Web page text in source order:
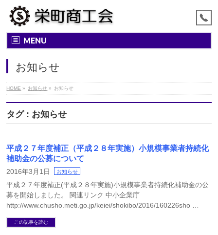
MENU
お知らせ
HOME » お知らせ » お知らせ
タグ : お知らせ
平成２７年度補正（平成２８年実施）小規模事業者持続化
補助金の公募について
2016年3月1日 お知らせ
平成２７年度補正(平成２８年実施)小規模事業者持続化補助金の公
募を開始しました。 関連リンク 中小企業庁
http://www.chusho.meti.go.jp/keiei/shokibo/2016/160226sho …
この記事を読む